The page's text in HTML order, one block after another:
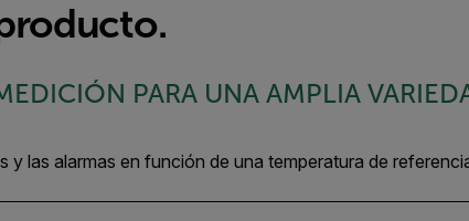
PARA UNA AMPLIA
y las alarmas en función de una temperatura de